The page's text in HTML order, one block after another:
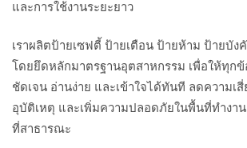
และการใช้งานระยะยาว
เราผลิตป้ายเซฟตี้ ป้ายเตือน ป้ายห้าม ป้ายบัง
โดยยึดหลักมาตรฐานอุตสาหกรรม เพื่อให้ทุก
ชัดเจน อ่านง่าย และเข้าใจได้ทันที ลดความเสี่
อุบัติเหตุ และเพิ่มความปลอดภัยในพื้นที่ทำงาน
ที่สาธารณะ